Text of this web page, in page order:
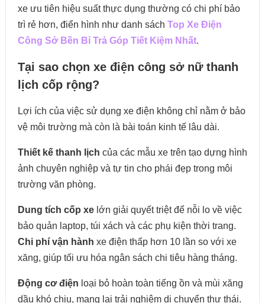
xe ưu tiên hiệu suất thực dụng thường có chi phí bảo
trì rẻ hơn, điển hình như danh sách Top Xe Điện
Công Sở Bền Bỉ Trả Góp Tiết Kiệm Nhất.
Tại sao chọn xe điện công sở nữ thanh
lịch cốp rộng?
Lợi ích của việc sử dụng xe điện không chỉ nằm ở bảo
vệ môi trường mà còn là bài toán kinh tế lâu dài.
Thiết kế thanh lịch của các mẫu xe trên tạo dựng hình
ảnh chuyên nghiệp và tự tin cho phái đẹp trong môi
trường văn phòng.
Dung tích cốp xelớn giải quyết triệt để nỗi lo về việc
bảo quản laptop, túi xách và các phụ kiện thời trang.
Chi phí vận hành xe điện thấp hơn 10 lần so với xe
xăng, giúp tối ưu hóa ngân sách chi tiêu hàng tháng.
Động cơ điện loại bỏ hoàn toàn tiếng ồn và mùi xăng
dầu khó chịu, mang lại trải nghiệm di chuyển thư thái.